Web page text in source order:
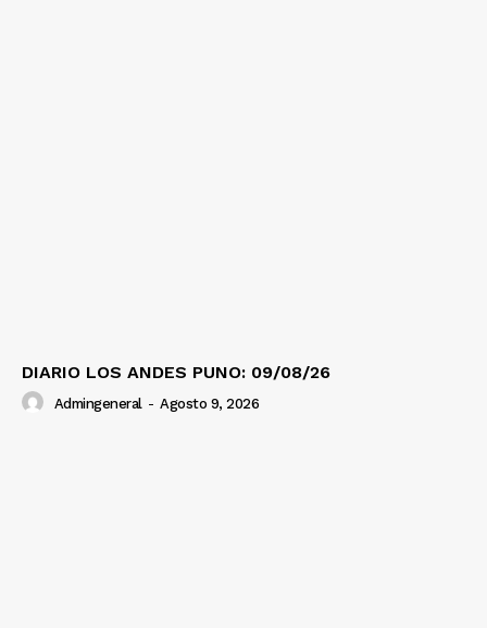
DIARIO LOS ANDES PUNO: 09/08/26
Admingeneral - Agosto 9, 2026